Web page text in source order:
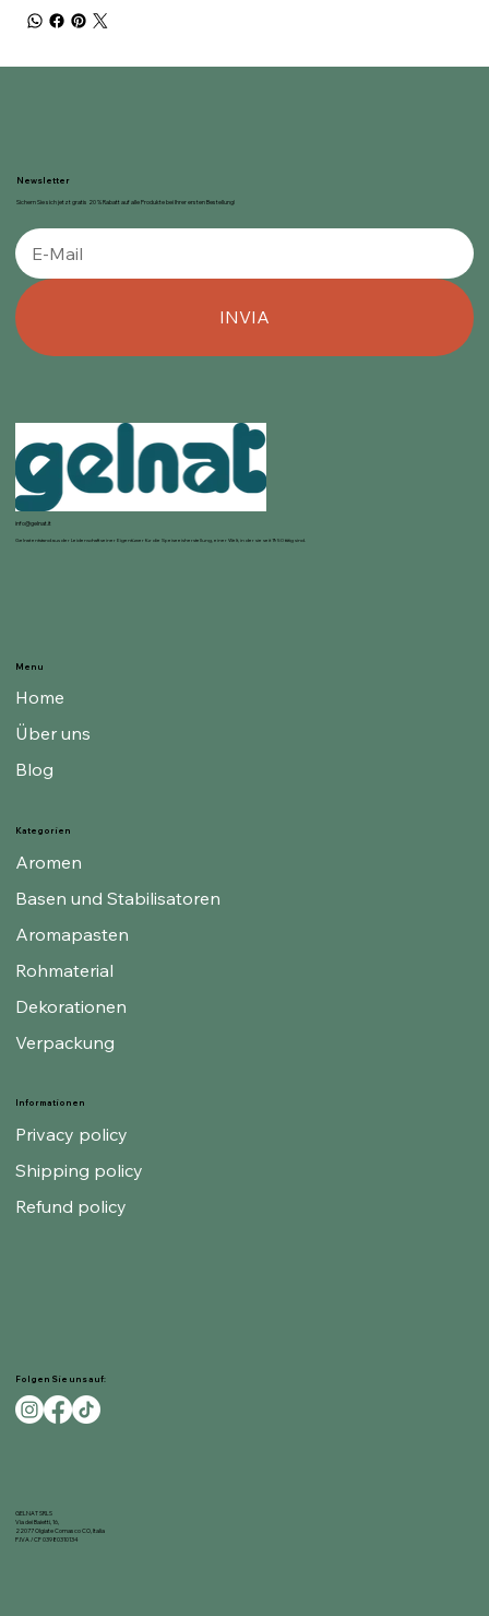
Newsletter
Sichern Sie sich jetzt gratis 20 % Rabatt auf alle Produkte bei Ihrer ersten Bestellung!
INVIA
info@gelnat.it
Gelnat entstand aus der Leidenschaft seiner Eigentümer für die Speiseeisherstellung, einer Welt, in der sie seit 1950 tätig sind.
Informationen
Privacy policy
Shipping policy
Refund policy
Kategorien
Aromen
Basen und Stabilisatoren
Aromapasten
Rohmaterial
Dekorationen
Verpackung
Menu
Home
Über uns
Blog
Folgen Sie uns auf:
GELNAT SRLS
Via dei Baietti, 16,
22077 Olgiate Comasco CO, Italia
P.IVA / CF 03980310134